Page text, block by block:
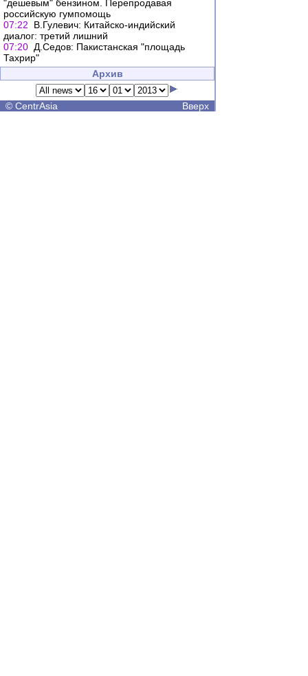
"дешевым" бензином. Перепродавая
российскую гумпомощь
07:22
В.Гулевич: Китайско-индийский
диалог: третий лишний
07:20 Д.Седов: Пакистанская "площадь
Тахрир"
Архив
© CentrAsia Вверх